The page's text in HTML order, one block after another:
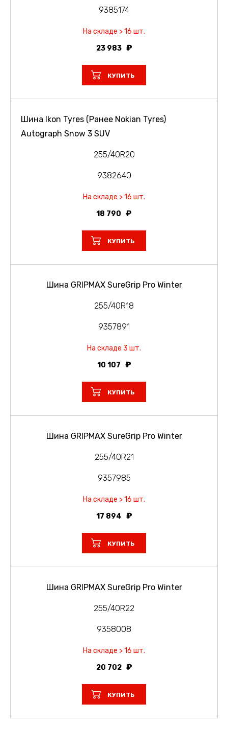
9385174
На складе > 16 шт.
23 983
КУПИТЬ
Шина Ikon Tyres (Ранее Nokian Tyres)
Autograph Snow 3 SUV
255/40R20
9382640
На складе > 16 шт.
18 790
КУПИТЬ
Шина GRIPMAX SureGrip Pro Winter
255/40R18
9357891
На складе 3 шт.
10 107
КУПИТЬ
Шина GRIPMAX SureGrip Pro Winter
255/40R21
9357985
На складе > 16 шт.
17 894
КУПИТЬ
Шина GRIPMAX SureGrip Pro Winter
255/40R22
9358008
На складе > 16 шт.
20 702
КУПИТЬ